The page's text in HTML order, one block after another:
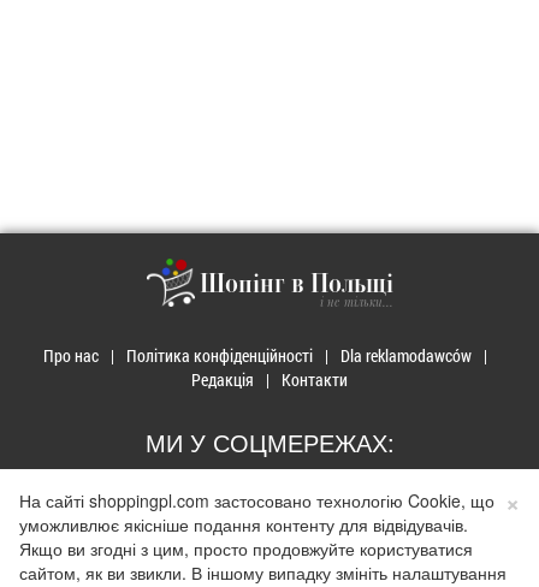
Шопінг в Польщі
і не тільки...
Про нас Політика конфіденційності
Dla reklamodawców
Редакція
Контакти
МИ У СОЦМЕРЕЖАХ:
© 2026 Закупи в Польщі. Developed byRealnet.cf.Depositphotos
×
На сайті shoppingpl.com застосовано технологію Cookie, що
уможливлює якісніше подання контенту для відвідувачів.
Якщо ви згодні з цим, просто продовжуйте користуватися
сайтом, як ви звикли. В іншому випадку змініть налаштування